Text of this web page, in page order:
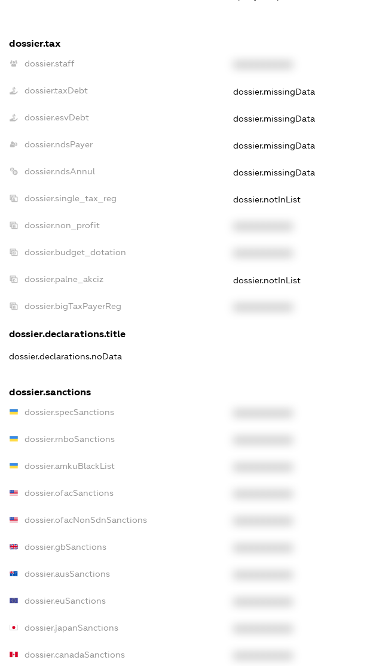
dossier.tax
dossier.staff
dossier.taxDebt dossier.missingData
dossier.esvDebt dossier.missingData
dossier.ndsPayer dossier.missingData
dossier.ndsAnnul dossier.missingData
dossier.single_tax_reg dossier.notInList
dossier.non_profit
dossier.budget_dotation
dossier.palne_akciz dossier.notInList
dossier.bigTaxPayerReg
dossier.declarations.title
dossier.declarations.noData
dossier.sanctions
dossier.specSanctions
dossier.rnboSanctions
dossier.amkuBlackList
dossier.ofacSanctions
dossier.ofacNonSdnSanctions
dossier.gbSanctions
dossier.ausSanctions
dossier.euSanctions
dossier.japanSanctions
dossier.canadaSanctions